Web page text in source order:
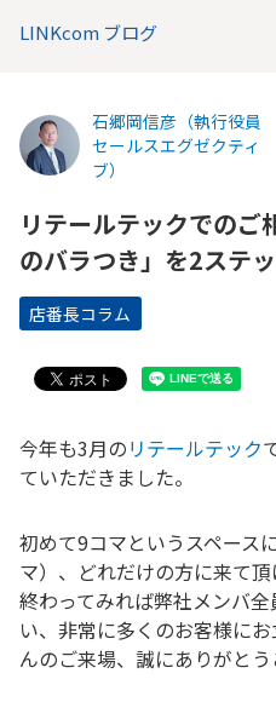
LINKcom ブログ
石郷岡信彦（執行役員
セールスエグゼクティ
ブ）
リテールテックでの
のバラつき」を2ステ
店番長コラム
今年も3月のリテールテック
ていただきました。
初めて9コマというスペース
マ）、どれだけの方に来て
終わってみれば弊社メンバ
い、非常に多くのお客様に
んのご来場、誠にありがとう